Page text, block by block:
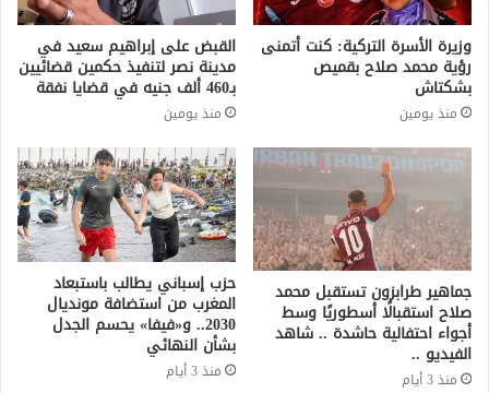
وزيرة الأسرة التركية: كنت أتمنى
رؤية محمد صلاح بقميص
بشكتاش
منذ يومين
القبض على إبراهيم سعيد في
مدينة نصر لتنفيذ حكمين قضائيين
بـ460 ألف جنيه في قضايا نفقة
منذ يومين
جماهير طرابزون تستقبل محمد
صلاح استقبالًا أسطوريًا وسط
أجواء احتفالية حاشدة .. شاهد
الفيديو ..
منذ 3 أيام
حزب إسباني يطالب باستبعاد
المغرب من استضافة مونديال
2030.. و«فيفا» يحسم الجدل
بشأن النهائي
منذ 3 أيام